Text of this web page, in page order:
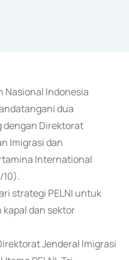
Nasional Indonesia
dua
dengan Direktorat
Imigrasi dan
International
10).
strategi PELNI untuk
dan sektor
Jenderal Imigrasi